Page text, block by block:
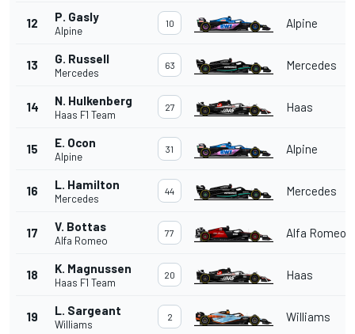
12 P. Gasly
Alpine
10 Alpine
13 G. Russell
Mercedes
63 Mercedes
14 N. Hulkenberg
Haas F1 Team
27 Haas
15 E. Ocon
Alpine
31 Alpine
16 L. Hamilton
Mercedes
44 Mercedes
17 V. Bottas
Alfa Romeo
77 Alfa Romeo
18 K. Magnussen
Haas F1 Team
20 Haas
19 L. Sargeant
Williams
2 Williams